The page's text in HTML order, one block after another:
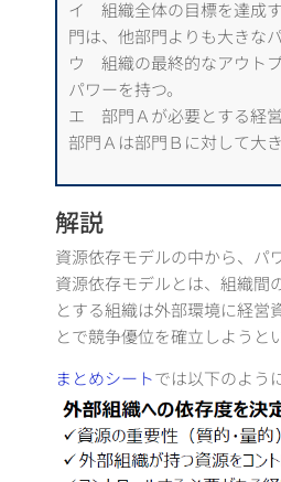
イ 組織全体の目標を達成
門は、他部門よりも大きな
ウ 組織の最終的なアウト
パワーを持つ。
エ 部門Ａが必要とする経営
部門Ａは部門Ｂに対して大
解説
資源依存モデルの中から、パ
資源依存モデルとは、組織間
とする組織は外部環境に経営
とで競争優位を確立しようと
まとめシートでは以下のよう